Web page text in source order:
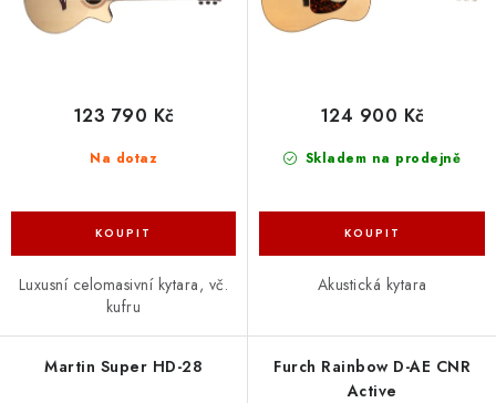
ku
Na dotaz
123 790 Kč
Luxusní celomasivní kytara, vč.
kufru
Skladem na prodejně
124 900 Kč
Akustická kytara
Martin Super HD-28
Furch Rainbow D-AE CNR
Active